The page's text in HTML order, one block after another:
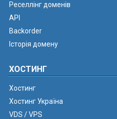
Реселлінг доменів
API
Backorder
Історія домену
ХОСТИНГ
Хостинг
Хостинг Україна
VDS / VPS